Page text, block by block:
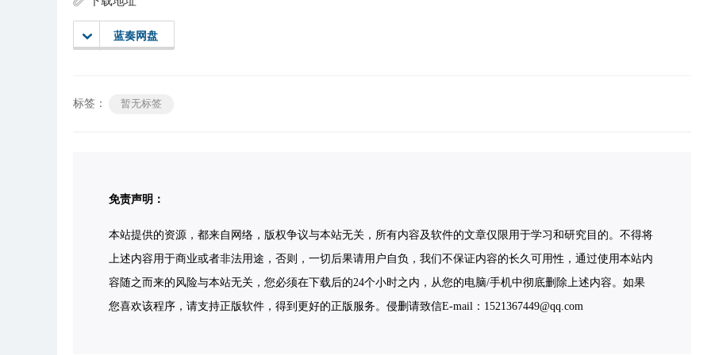
蓝奏网盘
标签： 暂无标签
免责声明：
本站提供的资源，都来自网络，版权争议与本站无关，所有内容及软件的文章仅限用于学习和研究目的。不得将
上述内容用于商业或者非法用途，否则，一切后果请用户自负，我们不保证内容的长久可用性，通过使用本站内
容随之而来的风险与本站无关，您必须在下载后的24个小时之内，从您的电脑/手机中彻底删除上述内容。如果
您喜欢该程序，请支持正版软件，得到更好的正版服务。侵删请致信E-mail：1521367449@qq.com